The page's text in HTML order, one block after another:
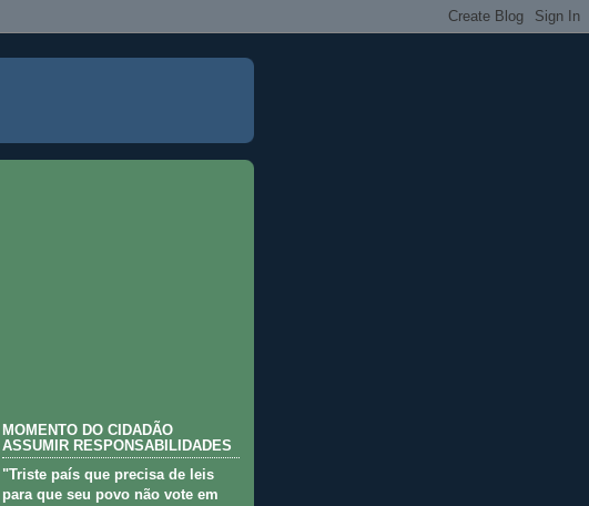
MOMENTO DO CIDADÃO
ASSUMIR RESPONSABILIDADES
"Triste país que precisa de leis
para que seu povo não vote em